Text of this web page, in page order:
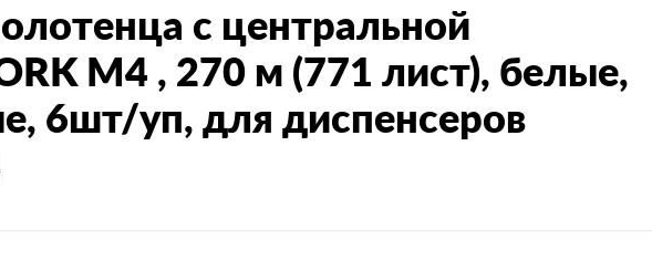
с центральной
М4 , 270 м (771 лист), белые,
6шт/уп, для диспенсеров